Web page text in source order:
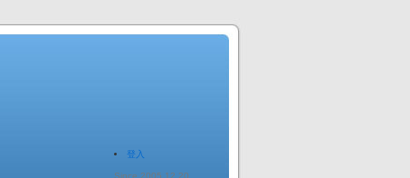
登入
Since 2005.12.20